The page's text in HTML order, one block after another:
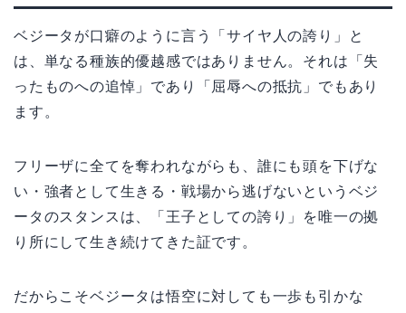
ベジータが口癖のように言う「サイヤ人の誇り」と
は、単なる種族的優越感ではありません。それは「失
ったものへの追悼」であり「屈辱への抵抗」でもあり
ます。
フリーザに全てを奪われながらも、誰にも頭を下げな
い・強者として生きる・戦場から逃げないというベジ
ータのスタンスは、「王子としての誇り」を唯一の拠
り所にして生き続けてきた証です。
だからこそベジータは悟空に対しても一歩も引かな